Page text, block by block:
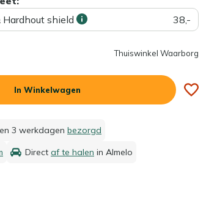
Hardhout shield
38,-
Thuiswinkel Waarborg
In Winkelwagen
3 werkdagen bezorgd
Direct af te halen in Almelo